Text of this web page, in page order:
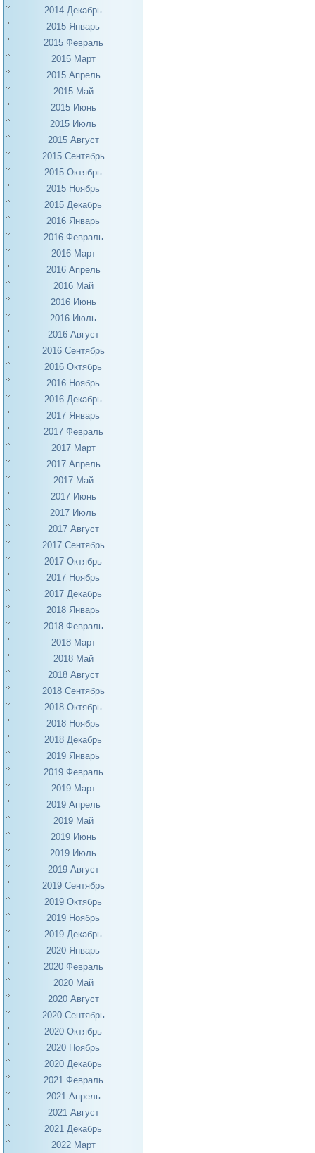
2014 Декабрь
2015 Январь
2015 Февраль
2015 Март
2015 Апрель
2015 Май
2015 Июнь
2015 Июль
2015 Август
2015 Сентябрь
2015 Октябрь
2015 Ноябрь
2015 Декабрь
2016 Январь
2016 Февраль
2016 Март
2016 Апрель
2016 Май
2016 Июнь
2016 Июль
2016 Август
2016 Сентябрь
2016 Октябрь
2016 Ноябрь
2016 Декабрь
2017 Январь
2017 Февраль
2017 Март
2017 Апрель
2017 Май
2017 Июнь
2017 Июль
2017 Август
2017 Сентябрь
2017 Октябрь
2017 Ноябрь
2017 Декабрь
2018 Январь
2018 Февраль
2018 Март
2018 Май
2018 Август
2018 Сентябрь
2018 Октябрь
2018 Ноябрь
2018 Декабрь
2019 Январь
2019 Февраль
2019 Март
2019 Апрель
2019 Май
2019 Июнь
2019 Июль
2019 Август
2019 Сентябрь
2019 Октябрь
2019 Ноябрь
2019 Декабрь
2020 Январь
2020 Февраль
2020 Май
2020 Август
2020 Сентябрь
2020 Октябрь
2020 Ноябрь
2020 Декабрь
2021 Февраль
2021 Апрель
2021 Август
2021 Декабрь
2022 Март